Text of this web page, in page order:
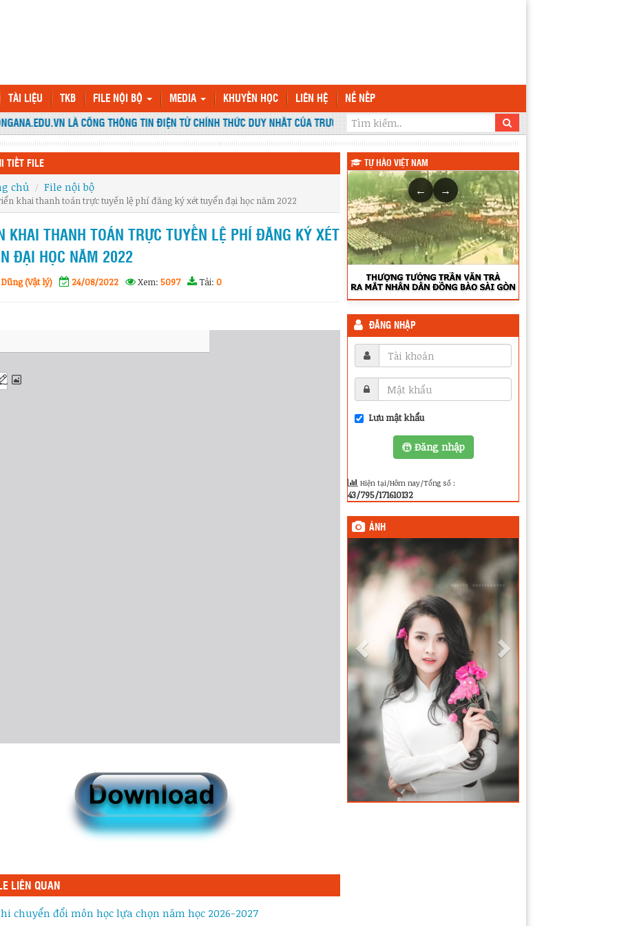
TÀI LIỆU TKB FILE NỘI BỘ MEDIA KHUYẾN HỌC LIÊN HỆ NỀ NẾP
LÀ CỔNG THÔNG TIN ĐIỆN TỬ CHÍNH THỨC DUY NHẤT CỦA TRƯỜNG THPT KRÔNG ANA
TIẾT FILE
chủ File nội bộ
khai thanh toán trực tuyến lệ phí đăng ký xét tuyển đại học năm 2022
KHAI THANH TOÁN TRỰC TUYẾN LỆ PHÍ ĐĂNG KÝ XÉT
ĐẠI HỌC NĂM 2022
(Vật lý) 24/08/2022 Xem: 5097 Tải: 0
LIÊN QUAN
chuyển đổi môn học lựa chọn năm học 2026-2027
TỰ HÀO VIỆT NAM
← →
ĐĂNG NHẬP
Lưu mật khẩu
Đăng nhập
Hiện tại/Hôm nay/Tổng số :
43/795/171610132
ẢNH